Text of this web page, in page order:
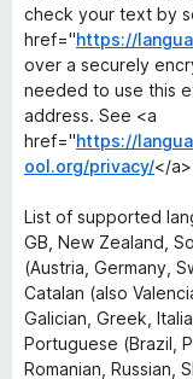
check your text by
href="https://
over a securely
needed to use this
address. See <a
href="https://
ool.org/privacy/</
List of supported
GB, New Zealand,
(Austria, Germany,
Catalan (also
Galician, Greek,
Portuguese (Brazil,
Romanian, Russian,